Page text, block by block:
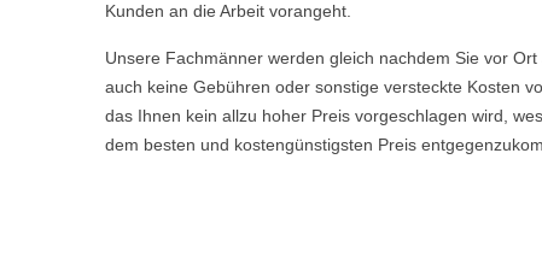
Kunden an die Arbeit vorangeht.
Unsere Fachmänner werden gleich nachdem Sie vor
auch keine Gebühren oder sonstige versteckte Kosten
das Ihnen kein allzu hoher Preis vorgeschlagen wird,
dem besten und kostengünstigsten Preis